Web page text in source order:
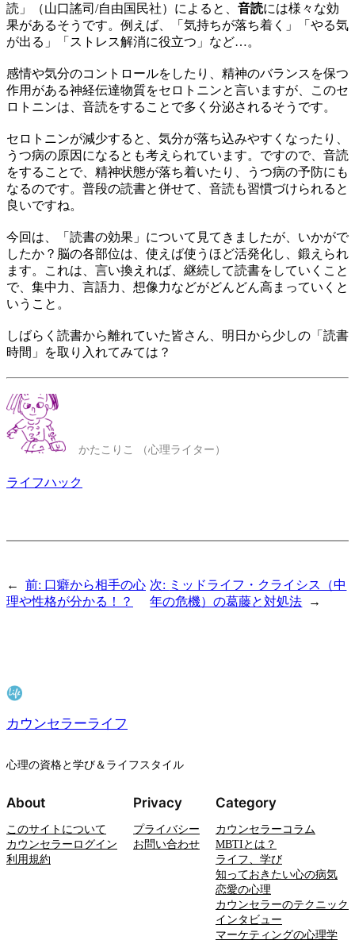
読」（山口謠司/自由国民社）によると、 音読には様々な効
果があるそうです。例えば、「気持ちが落ち着く」「やる気
が出る」「ストレス解消に役立つ」など…。
感情や気分のコントロールをしたり、精神のバランスを保つ
作用がある神経伝達物質をセロトニンと言いますが、このセ
ロトニンは、音読をすることで多く分泌されるそうです。
セロトニンが減少すると、気分が落ち込みやすくなったり、
うつ病の原因になるとも考えられています。ですので、音読
をすることで、精神状態が落ち着いたり、うつ病の予防にも
なるのです。普段の読書と併せて、音読も習慣づけられると
良いですね。
今回は、「読書の効果」について見てきましたが、いかがで
したか？脳の各部位は、使えば使うほど活発化し、鍛えられ
ます。これは、言い換えれば、継続して読書をしていくこと
で、集中力、言語力、想像力などがどんどん高まっていくと
いうこと。
しばらく読書から離れていた皆さん、明日から少しの「読書
時間」を取り入れてみては？
かたこりこ （心理ライター）
ライフハック
← 前: 口癖から相手の心
理や性格が分かる！？
次: ミッドライフ・クライシス（中
年の危機）の葛藤と対処法
→
カウンセラーライフ
心理の資格と学び＆ライフスタイル
About
このサイトについて
カウンセラーログイン
利用規約
Privacy
プライバシー
お問い合わせ
Category
カウンセラーコラム
MBTIとは？
ライフ、学び
知っておきたい心の病気
恋愛の心理
カウンセラーのテクニック
インタビュー
マーケティングの心理学